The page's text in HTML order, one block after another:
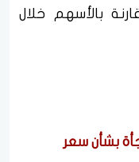
بالأسهم خلال
مفاجأة بشأن سعر